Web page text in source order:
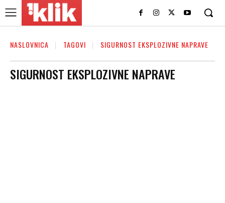
NASLOVNICA TAGOVI SIGURNOST EKSPLOZIVNE NAPRAVE
SIGURNOST EKSPLOZIVNE NAPRAVE